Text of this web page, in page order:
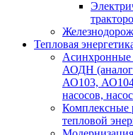
Тепловая
АОДН
АО103,
насосов,
Комплексные
тепловой